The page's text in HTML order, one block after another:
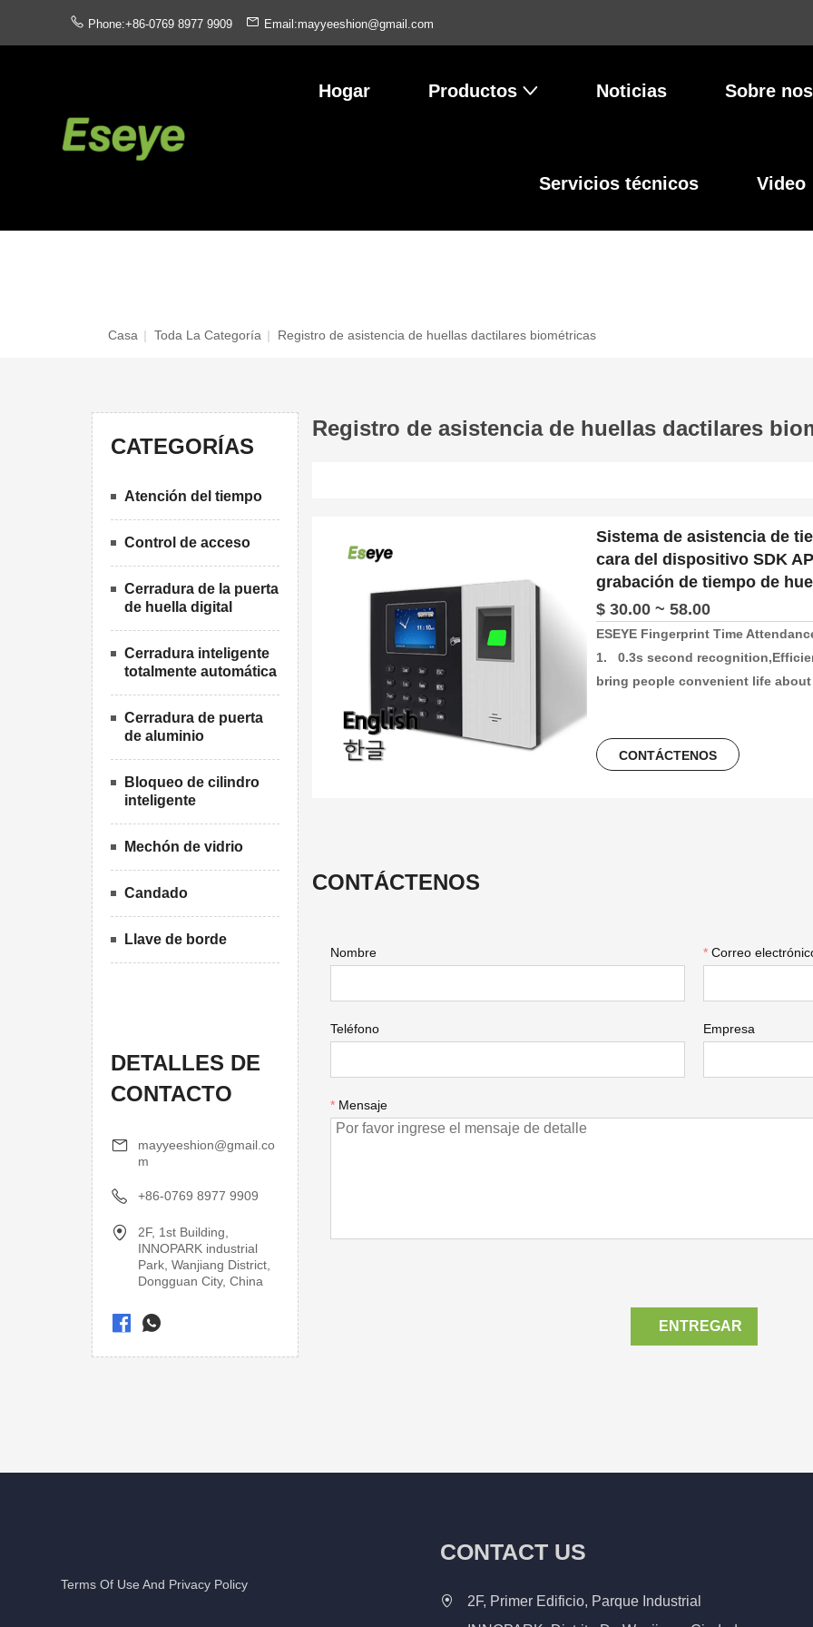
Phone:+86-0769 8977 9909 Email:mayyeeshion@gmail.com
Hogar Productos Noticias Sobre
Servicios técnicos Video
Casa | Toda La Categoría | Registro de asistencia de huellas dactilares biométricas
CATEGORÍAS
Atención del tiempo
Control de acceso
Cerradura de la puerta
de huella digital
Cerradura inteligente
totalmente automática
Cerradura de puerta
de aluminio
Bloqueo de cilindro
inteligente
Mechón de vidrio
Candado
Llave de borde
DETALLES DE
CONTACTO
mayyeeshion@gmail.co
m
+86-0769 8977 9909
2F, 1st Building,
INNOPARK industrial
Park, Wanjiang District,
Dongguan City, China
Registro de asistencia de huellas dactilares
Sistema de asistencia de
cara del dispositivo SDK
grabación de tiempo de
$ 30.00 ~ 58.00
ESEYE Fingerprint Time
1.   0.3s second
bring people convenient life
more than 30 languages can be
3.    Unlocking
CONTÁCTENOS
CONTÁCTENOS
Nombre * Correo
Teléfono Empresa
* Mensaje
ENTREGAR
Terms Of Use And Privacy Policy
CONTACT US
2F, Primer Edificio, Parque Industrial